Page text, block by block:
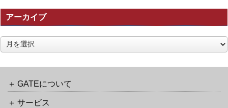
の
ト
ラ
ッ
ク
ッ
URL
アーカイブ
ア
ー
GATEについて
サービス